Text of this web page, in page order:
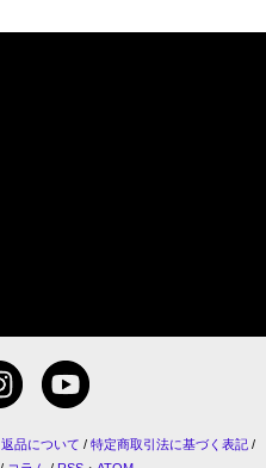
返品について / 特定商取引法に基づく表記/